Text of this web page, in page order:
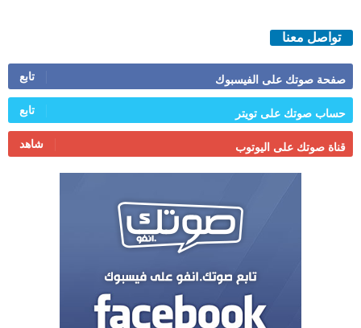
تواصل معنا
صفحة صوتك على الفيسبوك تابع
حساب صوتك على تويتر تابع
قناة صوتك على اليوتوب شاهد